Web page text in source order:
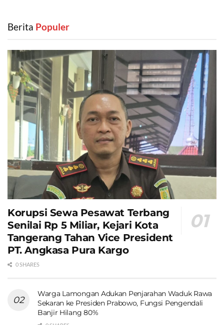
Berita ‎ Populer
Korupsi Sewa Pesawat Terbang
Senilai Rp 5 Miliar, Kejari Kota
Tangerang Tahan Vice President
PT. Angkasa Pura Kargo
0 SHARES
Warga Lamongan Adukan Penjarahan Waduk Rawa
Sekaran ke Presiden Prabowo, Fungsi Pengendali
Banjir Hilang 80%